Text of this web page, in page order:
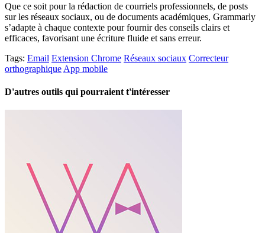
Que ce soit pour la rédaction de courriels professionnels, de posts
sur les réseaux sociaux, ou de documents académiques, Grammarly
s’adapte à chaque contexte pour fournir des conseils clairs et
efficaces, favorisant une écriture fluide et sans erreur.
Tags: Email Extension Chrome Réseaux sociaux Correcteur
orthographique App mobile
D'autres outils qui pourraient t'intéresser